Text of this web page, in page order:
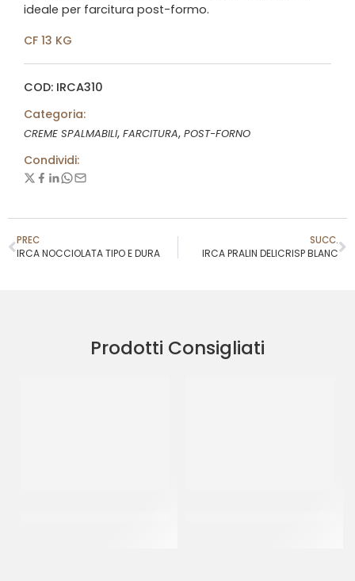
ideale per farcitura post-formo.
CF 13 KG
COD: IRCA310
Categoria:
CREME SPALMABILI, FARCITURA, POST-FORNO
Condividi:
PREC
IRCA NOCCIOLATA TIPO E DURA
SUCC.
IRCA PRALIN DELICRISP BLANC
Prodotti Consigliati